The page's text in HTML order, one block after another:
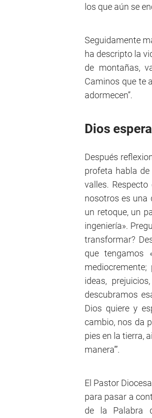
los que aún se
Seguidamente
ha descripto la
de montañas,
Caminos que te
adormecen”.
Dios
Después
profeta habla
valles.
nosotros es una
un retoque, un
ingeniería».
transformar?
que tengamos
ideas,
descubramos
Dios quiere y
cambio, nos da
pies en la tierra,
manera’”.
El Pastor
para pasar a
de la Palabra